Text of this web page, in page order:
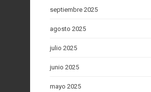
septiembre 2025
agosto 2025
julio 2025
junio 2025
mayo 2025